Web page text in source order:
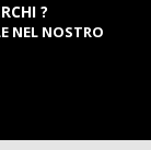
?
NEL NOSTRO